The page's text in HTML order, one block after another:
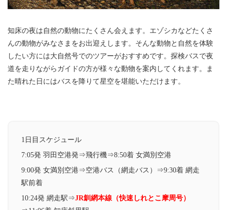
知床の夜は自然の動物にたくさん会えます。エゾシカなどたくさ
んの動物がみなさまをお出迎えします。そんな動物と自然を体験
したい方には大自然号でのツアーがおすすめです。探検バスで夜
道を走りながらガイドの方が様々な動物を案内してくれます。ま
た晴れた日にはバスを降りて星空を堪能いただけます。
1日目スケジュール
7:05発 羽田空港発⇒飛行機⇒8:50着 女満別空港
9:00発 女満別空港⇒空港バス（網走バス）⇒9:30着 網走
駅前着
10:24発 網走駅⇒JR釧網本線（快速しれとこ摩周号）